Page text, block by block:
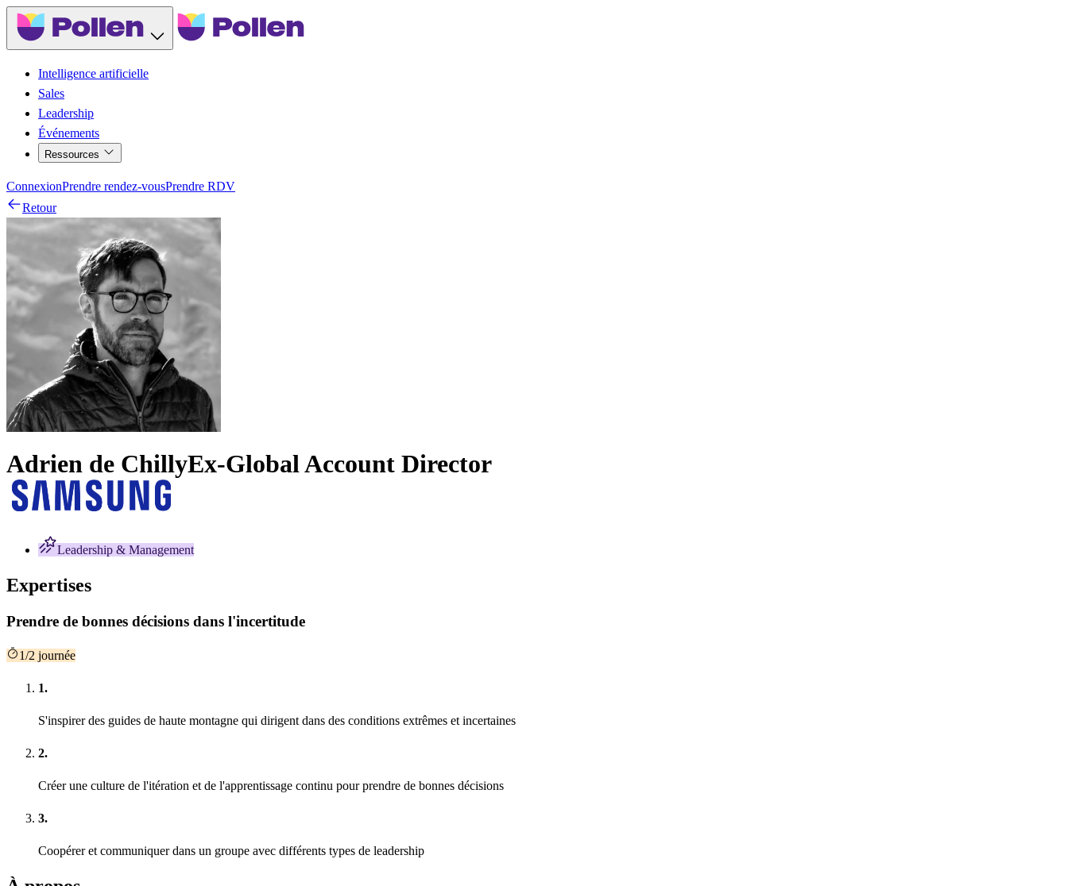
Intelligence artificielle
Sales
Leadership
Événements
Ressources
ConnexionPrendre rendez-vousPrendre RDV
Retour
Adrien de ChillyEx-Global Account Director
Leadership & Management
Expertises
Prendre de bonnes décisions dans l'incertitude
1/2 journée
1.
S'inspirer des guides de haute montagne qui dirigent dans des conditions extrêmes et incertaines
2.
Créer une culture de l'itération et de l'apprentissage continu pour prendre de bonnes décisions
3.
Coopérer et communiquer dans un groupe avec différents types de leadership